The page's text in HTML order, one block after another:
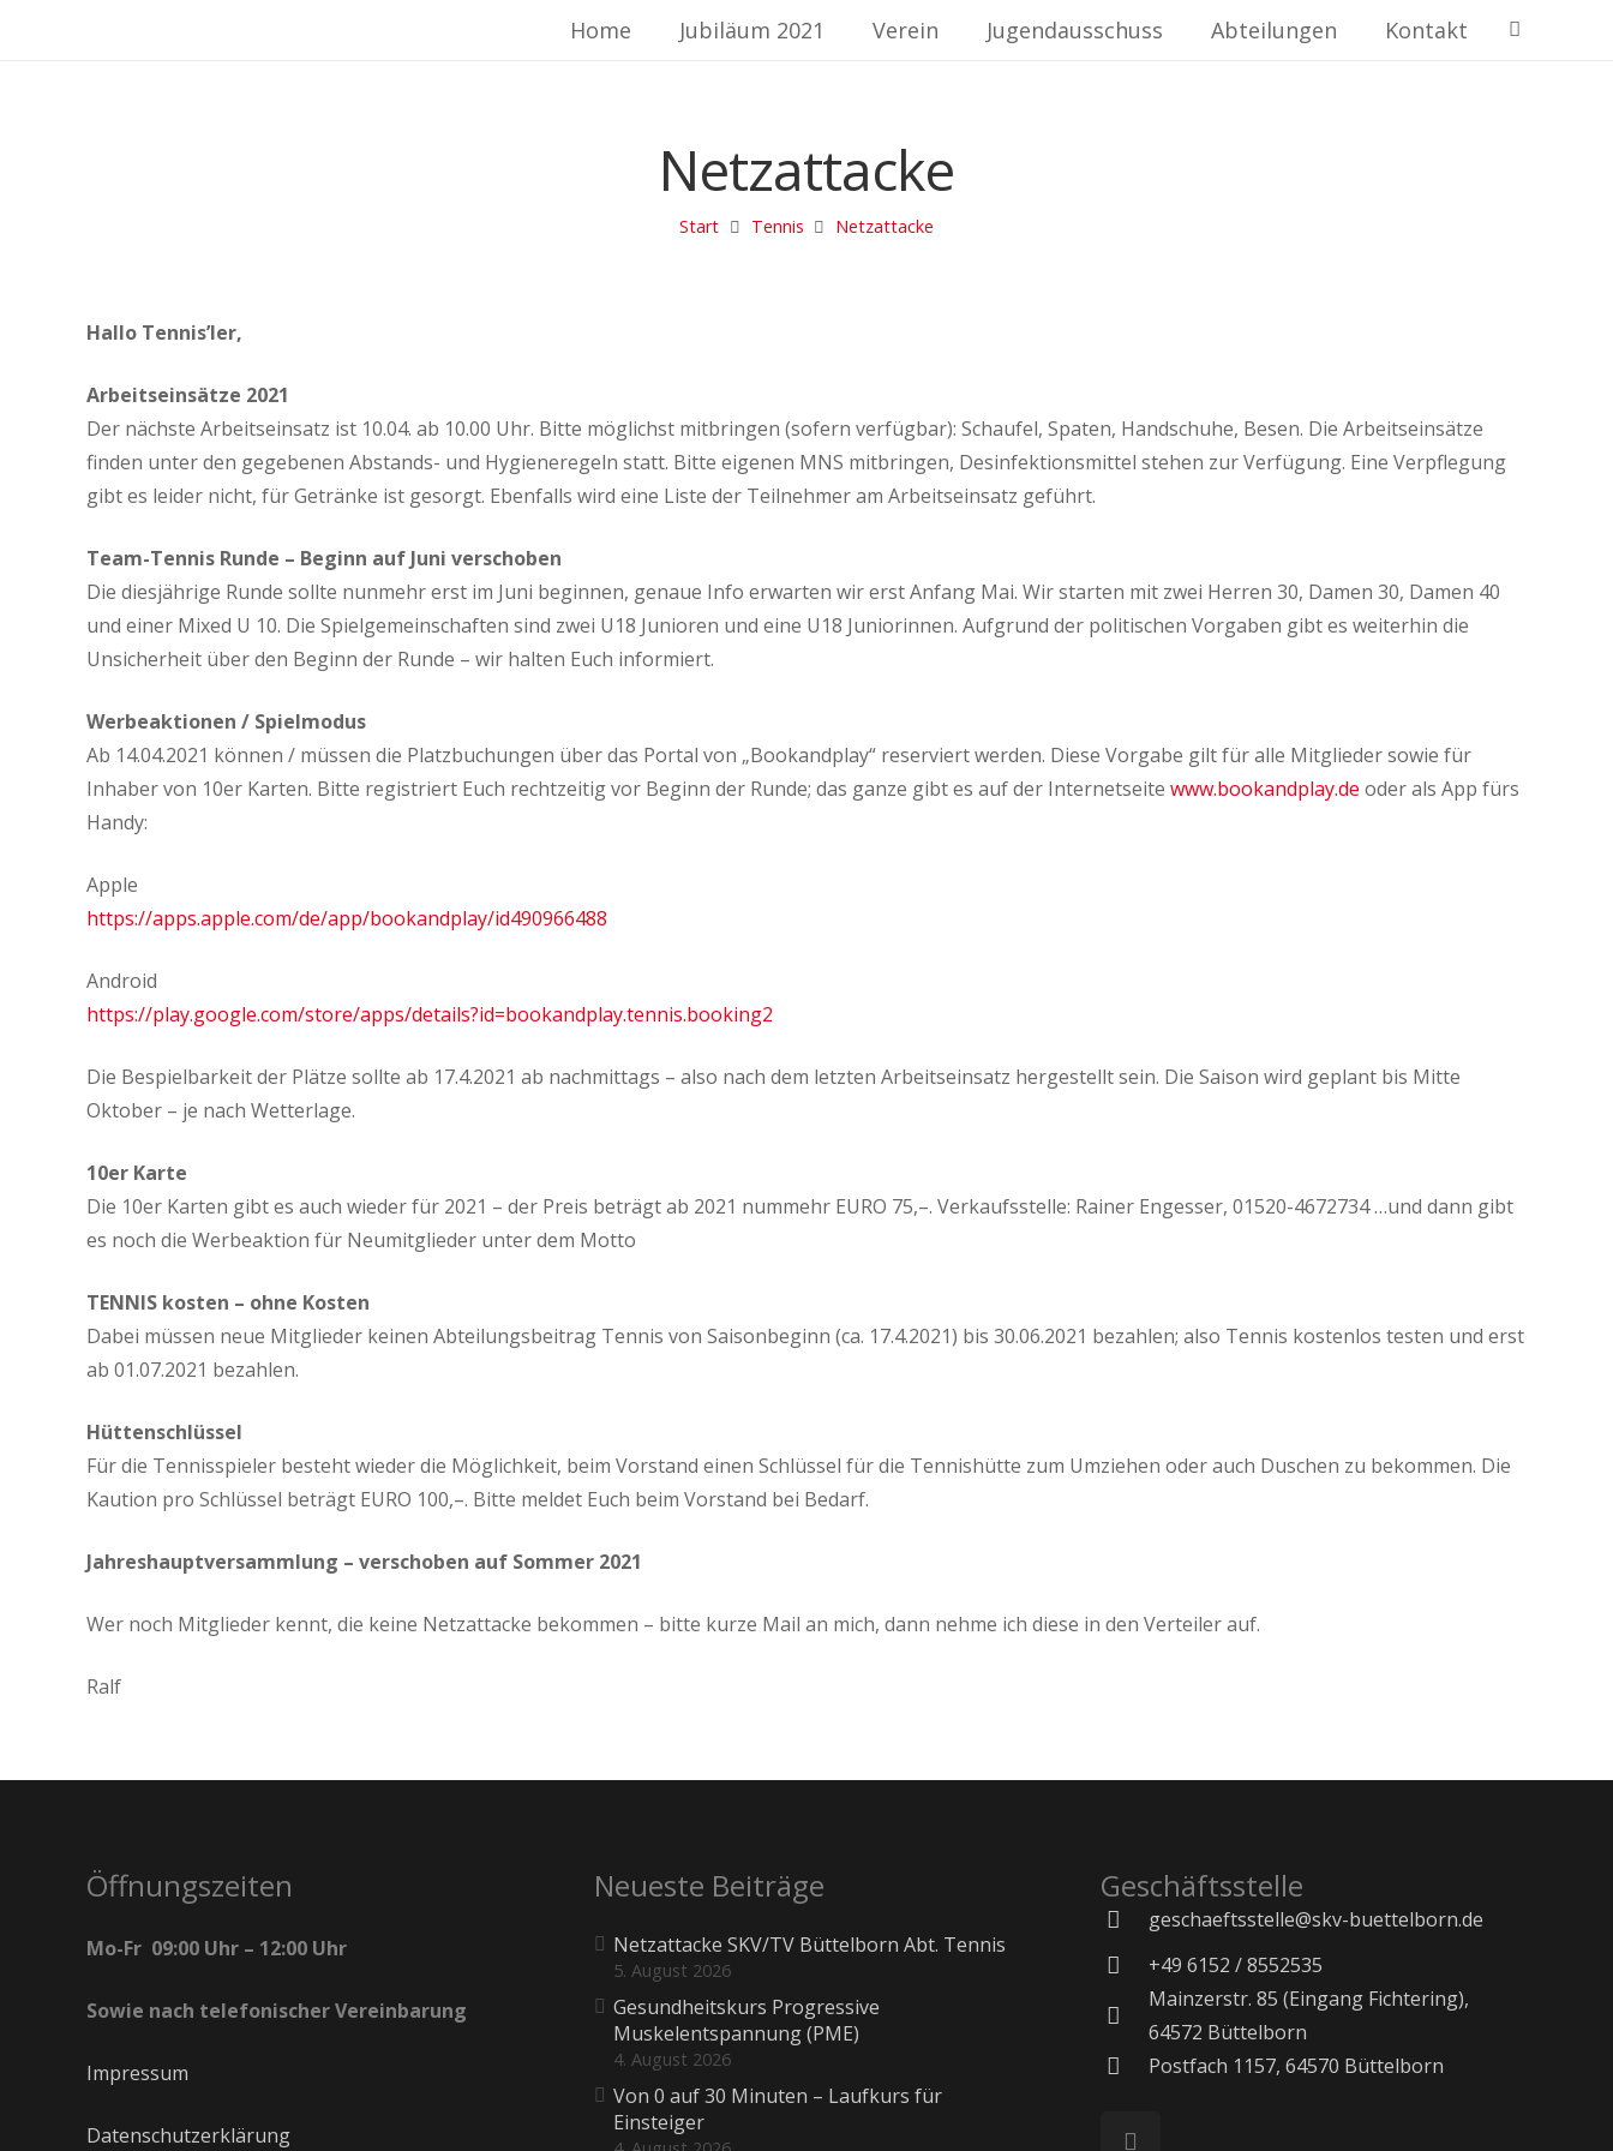
Home Jubiläum 2021 Verein Jugendausschuss Abteilungen Kontakt
Netzattacke
Start Tennis Netzattacke
Hallo Tennis’ler,
Arbeitseinsätze 2021
Der nächste Arbeitseinsatz ist 10.04. ab 10.00 Uhr. Bitte möglichst mitbringen (sofern verfügbar): Schaufel, Spaten, Handschuhe, Besen. Die Arbeitseinsätze
finden unter den gegebenen Abstands- und Hygieneregeln statt. Bitte eigenen MNS mitbringen, Desinfektionsmittel stehen zur Verfügung. Eine Verpflegung
gibt es leider nicht, für Getränke ist gesorgt. Ebenfalls wird eine Liste der Teilnehmer am Arbeitseinsatz geführt.
Team-Tennis Runde – Beginn auf Juni verschoben
Die diesjährige Runde sollte nunmehr erst im Juni beginnen, genaue Info erwarten wir erst Anfang Mai. Wir starten mit zwei Herren 30, Damen 30, Damen 40
und einer Mixed U 10. Die Spielgemeinschaften sind zwei U18 Junioren und eine U18 Juniorinnen. Aufgrund der politischen Vorgaben gibt es weiterhin die
Unsicherheit über den Beginn der Runde – wir halten Euch informiert.
Werbeaktionen / Spielmodus
Ab 14.04.2021 können / müssen die Platzbuchungen über das Portal von „Bookandplay“ reserviert werden. Diese Vorgabe gilt für alle Mitglieder sowie für
Inhaber von 10er Karten. Bitte registriert Euch rechtzeitig vor Beginn der Runde; das ganze gibt es auf der Internetseite www.bookandplay.de oder als App fürs
Handy:
Apple
https://apps.apple.com/de/app/bookandplay/id490966488
Android
https://play.google.com/store/apps/details?id=bookandplay.tennis.booking2
Die Bespielbarkeit der Plätze sollte ab 17.4.2021 ab nachmittags – also nach dem letzten Arbeitseinsatz hergestellt sein. Die Saison wird geplant bis Mitte
Oktober – je nach Wetterlage.
10er Karte
Die 10er Karten gibt es auch wieder für 2021 – der Preis beträgt ab 2021 nummehr EURO 75,–. Verkaufsstelle: Rainer Engesser, 01520-4672734 …und dann gibt
es noch die Werbeaktion für Neumitglieder unter dem Motto
TENNIS kosten – ohne Kosten
Dabei müssen neue Mitglieder keinen Abteilungsbeitrag Tennis von Saisonbeginn (ca. 17.4.2021) bis 30.06.2021 bezahlen; also Tennis kostenlos testen und erst
ab 01.07.2021 bezahlen.
Hüttenschlüssel
Für die Tennisspieler besteht wieder die Möglichkeit, beim Vorstand einen Schlüssel für die Tennishütte zum Umziehen oder auch Duschen zu bekommen. Die
Kaution pro Schlüssel beträgt EURO 100,–. Bitte meldet Euch beim Vorstand bei Bedarf.
Jahreshauptversammlung – verschoben auf Sommer 2021
Wer noch Mitglieder kennt, die keine Netzattacke bekommen – bitte kurze Mail an mich, dann nehme ich diese in den Verteiler auf.
Ralf
Öffnungszeiten
Mo-Fr 09:00 Uhr – 12:00 Uhr
Sowie nach telefonischer Vereinbarung
Impressum
Datenschutzerklärung
Neueste Beiträge
Netzattacke SKV/TV Büttelborn Abt. Tennis
5. August 2026
Gesundheitskurs Progressive
Muskelentspannung (PME)
4. August 2026
Von 0 auf 30 Minuten – Laufkurs für
Einsteiger
Geschäftsstelle
geschaeftsstelle@skv-buettelborn.de
+49 6152 / 8552535
Mainzerstr. 85 (Eingang Fichtering),
64572 Büttelborn
Postfach 1157, 64570 Büttelborn